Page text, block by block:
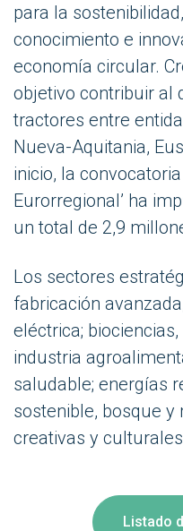
para la
conocimiento e
economía circular.
objetivo contribuir al
tractores entre
Nueva-Aquitania,
inicio, la
Eurorregional’ ha
un total de 2,9
Los sectores
fabricación
eléctrica;
industria
saludable; energías
sostenible, bosque y
creativas y
Listado